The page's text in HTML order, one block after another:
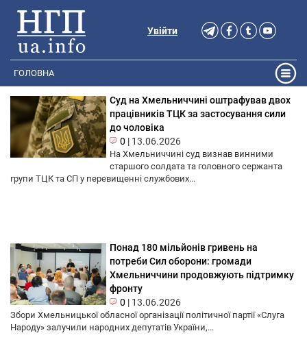
Увійти
ГОЛОВНА
Суд на Хмельниччині оштрафував двох
працівників ТЦК за застосування сили
до чоловіка
0 | 13.06.2026
На Хмельниччині суд визнав винними
старшого солдата та головного сержанта
групи ТЦК та СП у перевищенні службових...
Понад 180 мільйонів гривень на
потреби Сил оборони: громади
Хмельниччини продовжують підтримку
фронту
0 | 13.06.2026
Збори Хмельницької обласної організації політичної партії «Слуга
Народу» залучили народних депутатів України,...